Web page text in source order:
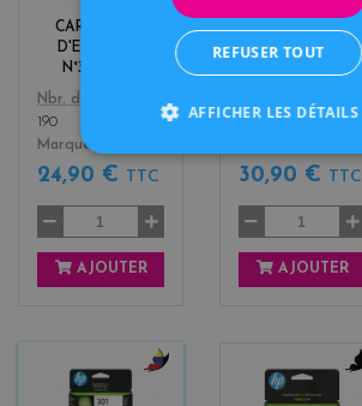
CARTOUCHE
D'ENCRE HP
N°301 NOIR
Color
Nbr. de pages
190
Marque
24,90 € TTC
AJOUTER
CARTOUCHE
D'ENCRE HP
N°301 COULEUR
r
165
30,90 € TTC
AJOUTER
REFUSER TOUT
AFFICHER LES DÉTAILS